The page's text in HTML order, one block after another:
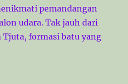
pemandangan
udara. Tak jauh dari
Tjuta, formasi batu yang